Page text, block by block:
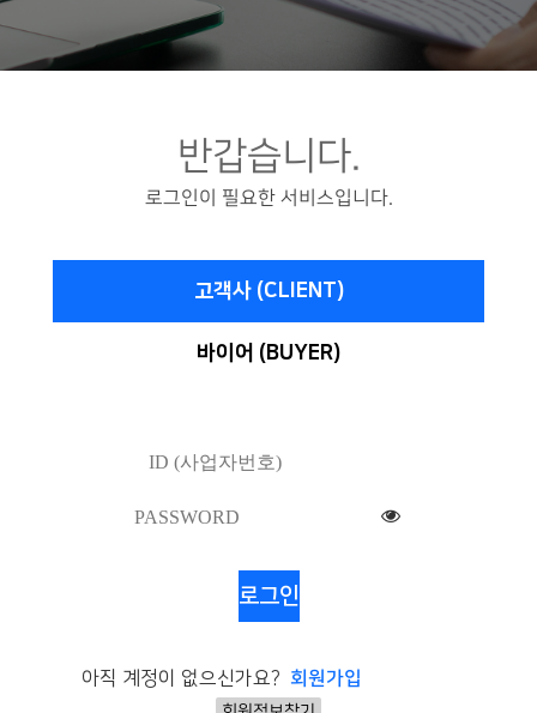
반갑습니다.
로그인이 필요한 서비스입니다.
고객사 (CLIENT)
바이어 (BUYER)
로그인
아직 계정이 없으신가요? 회원가입